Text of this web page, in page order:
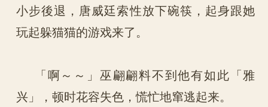
小步後退，唐威廷索性放下碗筷，起身跟她
玩起躲猫猫的游戏来了。
「啊～～」巫翩翩料不到他有如此「雅
兴」，顿时花容失色，慌忙地窜逃起来。